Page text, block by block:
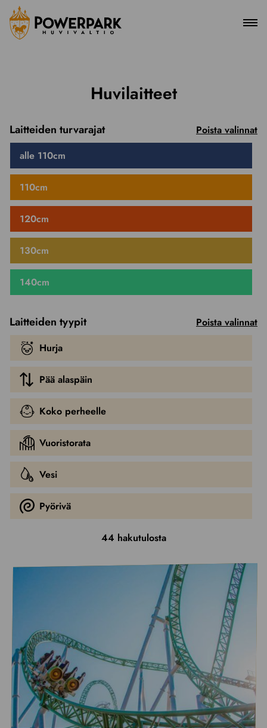
Huvilaitteet
Laitteiden turvarajat
Poista valinnat
alle 110cm
110cm
120cm
130cm
140cm
Laitteiden tyypit
Poista valinnat
Hurja
Pää alaspäin
Koko perheelle
Vuoristorata
Vesi
Pyörivä
44 hakutulosta